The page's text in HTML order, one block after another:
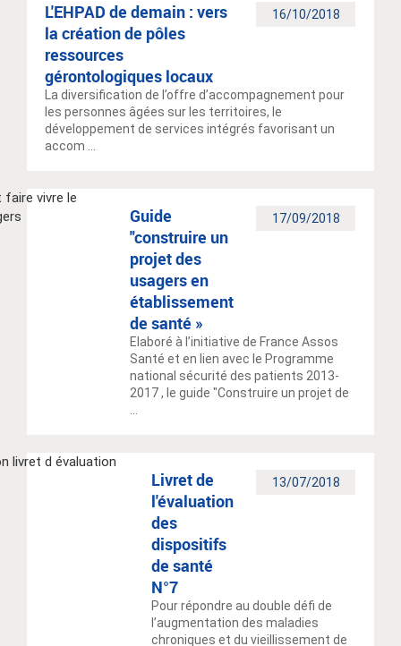
16/10/2018
L'EHPAD de demain : vers
la création de pôles
ressources
gérontologiques locaux
La diversification de l’offre d’accompagnement pour
les personnes âgées sur les territoires, le
développement de services intégrés favorisant un
accom ...
17/09/2018
Guide
"construire un
projet des
usagers en
établissement
de santé »
Elaboré à l’initiative de France Assos
Santé et en lien avec le Programme
national sécurité des patients 2013-
2017 , le guide "Construire un projet de
13/07/2018
Livret de
l'évaluation
des
dispositifs
de santé
N°7
Pour répondre au double défi de
l’augmentation des maladies
chroniques et du vieillissement de